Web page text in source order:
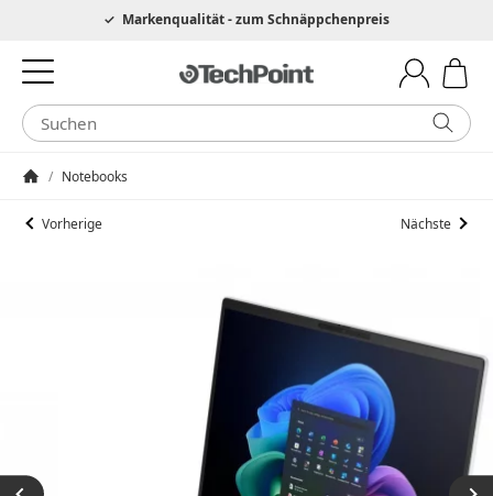
Hotline 0049 6205 3079975Markenqualität - zum Schnäppchenpreis
/ Notebooks
Vorherige Nächste